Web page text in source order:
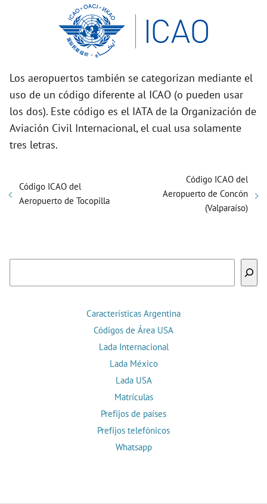
Los aeropuertos también se categorizan mediante el
uso de un código diferente al ICAO (o pueden usar
los dos). Este código es el IATA de la Organización de
Aviación Civil Internacional, el cual usa solamente
tres letras.
Código ICAO del
Aeropuerto de Tocopilla
Código ICAO del
Aeropuerto de Concón
(Valparaíso)
Características Argentina
Códigos de Área USA
Lada Internacional
Lada México
Lada USA
Matrículas
Prefijos de países
Prefijos telefónicos
Whatsapp